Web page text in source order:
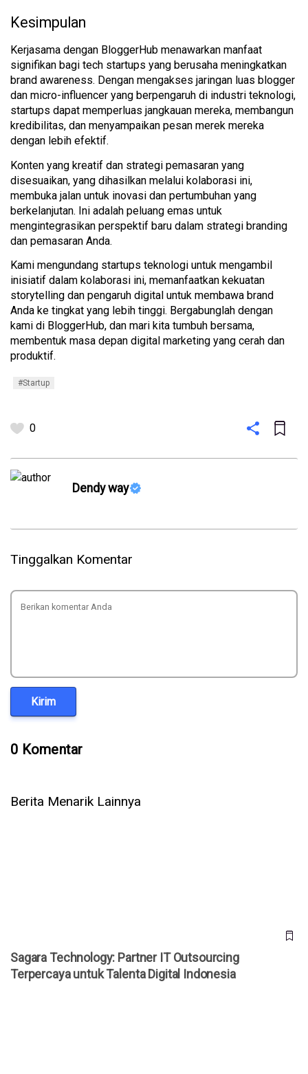
Kesimpulan
Kerjasama dengan BloggerHub menawarkan manfaat
signifikan bagi tech startups yang berusaha meningkatkan
brand awareness. Dengan mengakses jaringan luas blogger
dan micro-influencer yang berpengaruh di industri teknologi,
startups dapat memperluas jangkauan mereka, membangun
kredibilitas, dan menyampaikan pesan merek mereka
dengan lebih efektif.
Konten yang kreatif dan strategi pemasaran yang
disesuaikan, yang dihasilkan melalui kolaborasi ini,
membuka jalan untuk inovasi dan pertumbuhan yang
berkelanjutan. Ini adalah peluang emas untuk
mengintegrasikan perspektif baru dalam strategi branding
dan pemasaran Anda.
Kami mengundang startups teknologi untuk mengambil
inisiatif dalam kolaborasi ini, memanfaatkan kekuatan
storytelling dan pengaruh digital untuk membawa brand
Anda ke tingkat yang lebih tinggi. Bergabunglah dengan
kami di BloggerHub, dan mari kita tumbuh bersama,
membentuk masa depan digital marketing yang cerah dan
produktif.
#Startup
0
Dendy way
Tinggalkan Komentar
Kirim
0 Komentar
Berita Menarik Lainnya
Sagara Technology: Partner IT Outsourcing
Terpercaya untuk Talenta Digital Indonesia